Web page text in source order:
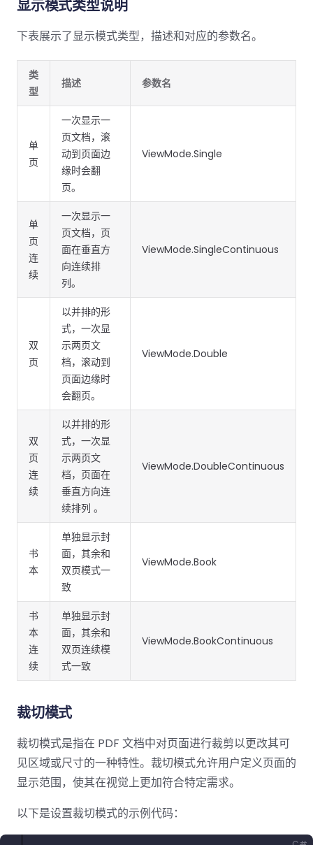
.NET
SDK
C++
SDK
SDK
Python
SDK
iOS SDK
React
Native
免费试用:
完整功能清单
融
持:
服务器端
Java
指南
.NET 指
南
C 指南
C++ 指
南
PHP 指
南
Python
指南
Node.js
指南
Ruby 指
南
Go 指南
Android
Flutter 指
iOS 指南
显示模式类型说明
下表展示了显示模式类型，描述和对应的参数名。
类
型
描述 参数名
单
页
一次显示一
页文档，滚
动到页面边
缘时会翻
页。
ViewMode.Single
单
页
连
续
一次显示一
页文档，页
面在垂直方
向连续排
列。
ViewMode.SingleContinuous
双
页
以并排的形
式，一次显
示两页文
档，滚动到
页面边缘时
会翻页。
ViewMode.Double
双
页
连
续
以并排的形
式，一次显
示两页文
档，页面在
垂直方向连
续排列 。
ViewMode.DoubleContinuous
书
本
单独显示封
面，其余和
双页模式一
致
ViewMode.Book
书
本
连
续
单独显示封
面，其余和
双页连续模
式一致
ViewMode.BookContinuous
裁切模式
裁切模式是指在 PDF 文档中对页面进行裁剪以更改其可
见区域或尺寸的一种特性。裁切模式允许用户定义页面的
显示范围，使其在视觉上更加符合特定需求。
以下是设置裁切模式的示例代码：